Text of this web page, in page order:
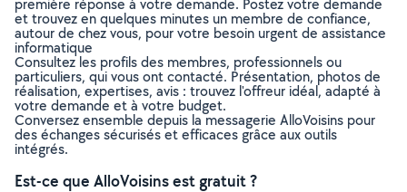
première réponse à votre demande. Postez votre demande
et trouvez en quelques minutes un membre de confiance,
autour de chez vous, pour votre besoin urgent de assistance
informatique
Consultez les profils des membres, professionnels ou
particuliers, qui vous ont contacté. Présentation, photos de
réalisation, expertises, avis : trouvez l'offreur idéal, adapté à
votre demande et à votre budget.
Conversez ensemble depuis la messagerie AlloVoisins pour
des échanges sécurisés et efficaces grâce aux outils
intégrés.
Est-ce que AlloVoisins est gratuit ?